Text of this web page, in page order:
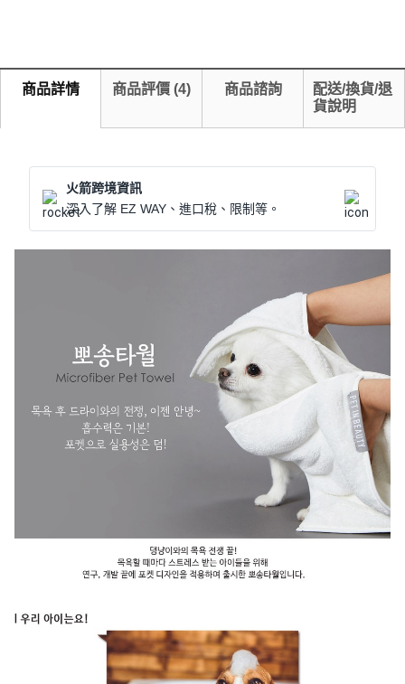
商品詳情 商品評價 (4) 商品諮詢
配送/換貨/退
貨說明
火箭跨境資訊
深入了解 EZ WAY、進口稅、限制等。